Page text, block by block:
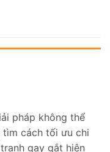
pháp không thể
tìm cách tối ưu chi
gay gắt hiện